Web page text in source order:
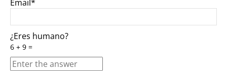
Email*
¿Eres humano?
6 + 9 =